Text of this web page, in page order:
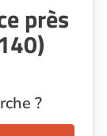
près
?